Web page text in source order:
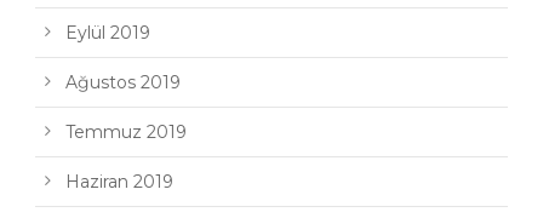
Eylül 2019
Ağustos 2019
Temmuz 2019
Haziran 2019